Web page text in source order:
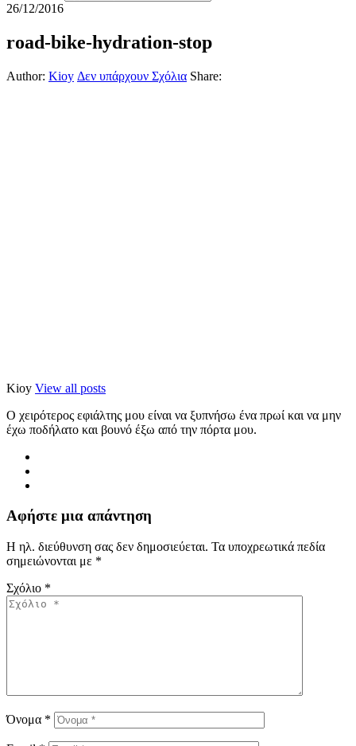
26/12/2016
road-bike-hydration-stop
Author: Kioy Δεν υπάρχουν Σχόλια Share:
Kioy View all posts
Ο χειρότερος εφιάλτης μου είναι να ξυπνήσω ένα πρωί και να μην
έχω ποδήλατο και βουνό έξω από την πόρτα μου.
Αφήστε μια απάντηση
Η ηλ. διεύθυνση σας δεν δημοσιεύεται. Τα υποχρεωτικά πεδία
σημειώνονται με *
Σχόλιο *
Όνομα *